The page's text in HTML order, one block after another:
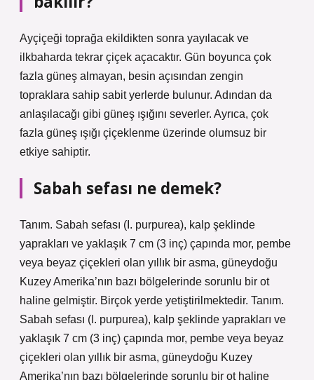
Ayçiçeği toprağa ekildikten sonra yayılacak ve
ilkbaharda tekrar çiçek açacaktır. Gün boyunca çok
fazla güneş almayan, besin açısından zengin
topraklara sahip sabit yerlerde bulunur. Adından da
anlaşılacağı gibi güneş ışığını severler. Ayrıca, çok
fazla güneş ışığı çiçeklenme üzerinde olumsuz bir
etkiye sahiptir.
Sabah sefası ne demek?
Tanım. Sabah sefası (I. purpurea), kalp şeklinde
yaprakları ve yaklaşık 7 cm (3 inç) çapında mor, pembe
veya beyaz çiçekleri olan yıllık bir asma, güneydoğu
Kuzey Amerika’nın bazı bölgelerinde sorunlu bir ot
haline gelmiştir. Birçok yerde yetiştirilmektedir. Tanım.
Sabah sefası (I. purpurea), kalp şeklinde yaprakları ve
yaklaşık 7 cm (3 inç) çapında mor, pembe veya beyaz
çiçekleri olan yıllık bir asma, güneydoğu Kuzey
Amerika’nın bazı bölgelerinde sorunlu bir ot haline